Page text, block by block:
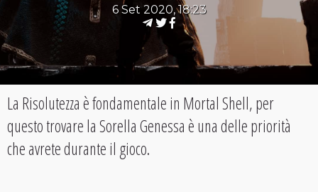
6 Set 2020, 18:23
La Risolutezza è fondamentale in Mortal Shell, per
questo trovare la Sorella Genessa è una delle priorità
che avrete durante il gioco.